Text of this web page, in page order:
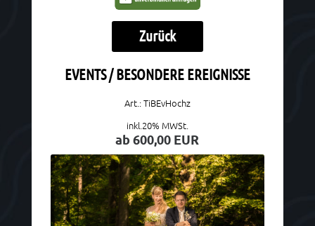
Zurück
EVENTS / BESONDERE EREIGNISSE
Art.: TiBEvHochz
inkl.20% MWSt.
ab 600,00 EUR